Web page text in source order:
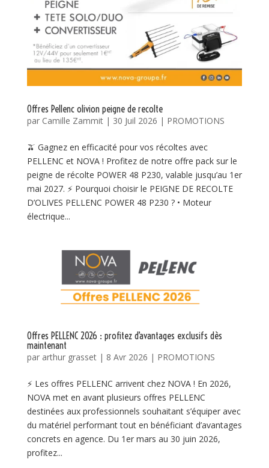
Offres Pellenc olivion peigne de recolte
par Camille Zammit| 30 Juil 2026 | PROMOTIONS
🫒 Gagnez en efficacité pour vos récoltes avec
PELLENC et NOVA ! Profitez de notre offre pack sur le
peigne de récolte POWER 48 P230, valable jusqu’au 1er
mai 2027. ⚡ Pourquoi choisir le PEIGNE DE RECOLTE
D’OLIVES PELLENC POWER 48 P230 ? • Moteur
électrique...
Offres PELLENC 2026 : profitez d’avantages exclusifs dès
maintenant
par arthur grasset| 8 Avr 2026 | PROMOTIONS
⚡ Les offres PELLENC arrivent chez NOVA ! En 2026,
NOVA met en avant plusieurs offres PELLENC
destinées aux professionnels souhaitant s’équiper avec
du matériel performant tout en bénéficiant d’avantages
concrets en agence. Du 1er mars au 30 juin 2026,
profitez...